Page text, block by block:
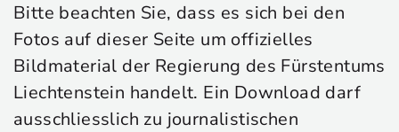
Bitte beachten Sie, dass es sich bei den
Fotos auf dieser Seite um offizielles
Bildmaterial der Regierung des Fürstentums
Liechtenstein handelt. Ein Download darf
ausschliesslich zu journalistischen